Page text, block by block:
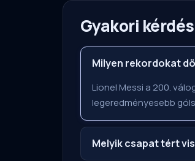
Gyakori
Milyen rekordokat
Lionel Messi a 200.
legeredményesebb
Melyik csapat tért